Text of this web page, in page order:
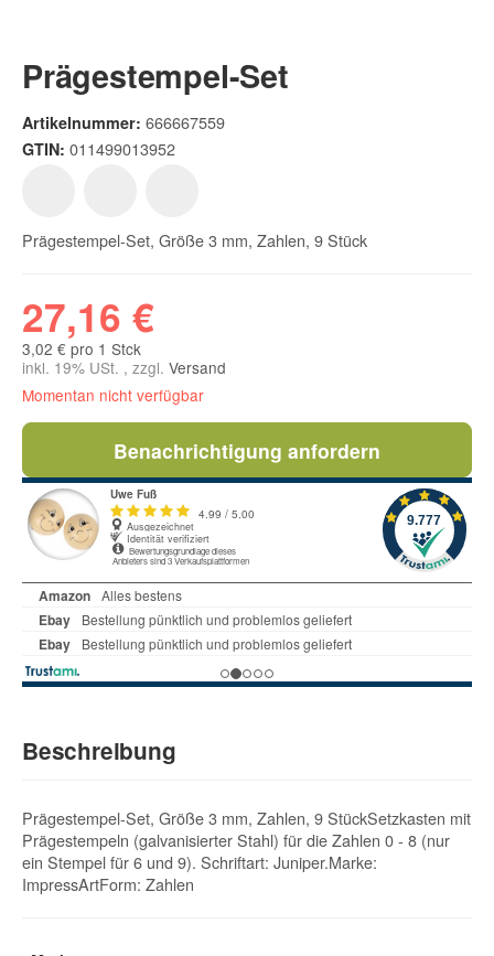
Prägestempel-Set
Artikelnummer: 666667559
GTIN: 011499013952
Prägestempel-Set, Größe 3 mm, Zahlen, 9 Stück
27,16 €
3,02 € pro 1 Stck
inkl. 19% USt. , zzgl. Versand
Momentan nicht verfügbar
Benachrichtigung anfordern
Beschreibung
Prägestempel-Set, Größe 3 mm, Zahlen, 9 StückSetzkasten mit
Prägestempeln (galvanisierter Stahl) für die Zahlen 0 - 8 (nur
ein Stempel für 6 und 9). Schriftart: Juniper.Marke:
ImpressArtForm: Zahlen